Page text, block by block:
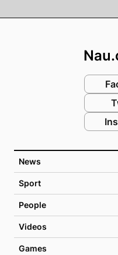
News
Sport
People
Videos
Games